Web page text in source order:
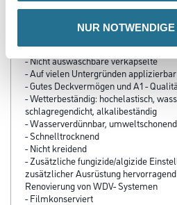
NUR
Produkteigenschaft
- Wirtschaftlich: Hoch ergiebig,
- Direkt startklar und super Haftkraft -
meisten Fällen notwendig
- Nicht auswaschbare verkapselte
- Auf vielen Untergründen
- Gutes Deckvermögen und A1 -
- Wetterbeständig: hochelastisch,
schlagregendicht, alkalibeständig
- Wasserverdünnbar, umweltschonend
- Schnelltrocknend
- Nicht kreidend
- Zusätzliche fungizide/algizide
zusätzlicher Ausrüstung
Renovierung von WDV- Systemen
- Filmkonserviert